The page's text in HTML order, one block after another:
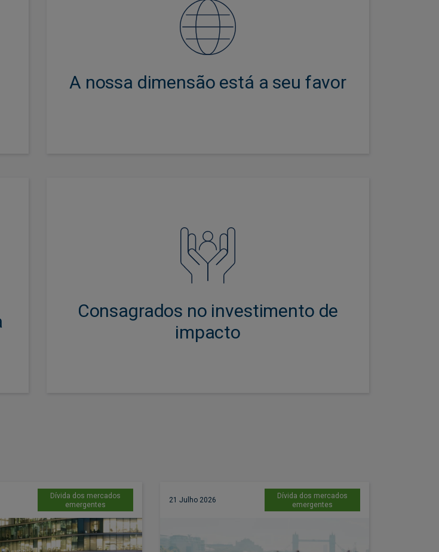
A nossa dimensão está a seu favor
Temos uma presença global e dimensão para aceder
aos mercados e avaliar forensicamente os emitentes,
mas somos suficientemente ágeis para extrair valor
da seleção de títulos.
Consagrados no investimento de
impacto
principais defensores do desenvolvimento dos
crescentes mercados de obrigações verdes e
sociais.**
Dívida dos mercados
emergentes
21 Julho 2026
Dívida dos mercados
emergentes